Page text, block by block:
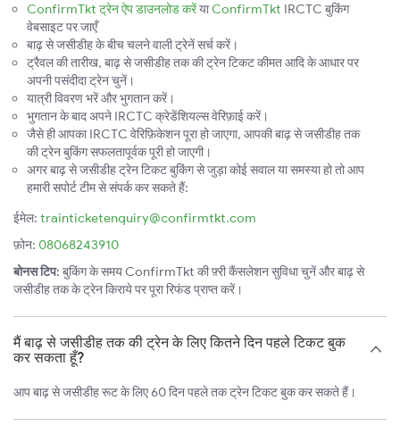
ConfirmTkt ट्रेन ऐप डाउनलोड करेंयाConfirmTkt IRCTC बुकिंग
वेबसाइट पर जाएँ
बाढ़ से जसीडीह के बीच चलने वाली ट्रेनें सर्च करें।
ट्रैवल की तारीख, बाढ़ से जसीडीह तक की ट्रेन टिकट कीमत आदि के आधार पर
अपनी पसंदीदा ट्रेन चुनें।
यात्री विवरण भरें और भुगतान करें।
भुगतान के बाद अपने IRCTC क्रेडेंशियल्स वेरिफ़ाई करें।
जैसे ही आपका IRCTC वेरिफ़िकेशन पूरा हो जाएगा, आपकी बाढ़ से जसीडीह तक
की ट्रेन बुकिंग सफलतापूर्वक पूरी हो जाएगी।
अगर बाढ़ से जसीडीह ट्रेन टिकट बुकिंग से जुड़ा कोई सवाल या समस्या हो तो आप
हमारी सपोर्ट टीम से संपर्क कर सकते हैं:
ईमेल: trainticketenquiry@confirmtkt.com
फ़ोन: 08068243910
बोनस टिप: बुकिंग के समय ConfirmTkt की फ़्री कैंसलेशन सुविधा चुनें और बाढ़ से
जसीडीह तक के ट्रेन किराये पर पूरा रिफंड प्राप्त करें।
मैं बाढ़ से जसीडीह तक की ट्रेन के लिए कितने दिन पहले टिकट बुक
कर सकता हूँ?
आप बाढ़ से जसीडीह रूट के लिए 60 दिन पहले तक ट्रेन टिकट बुक कर सकते हैं।